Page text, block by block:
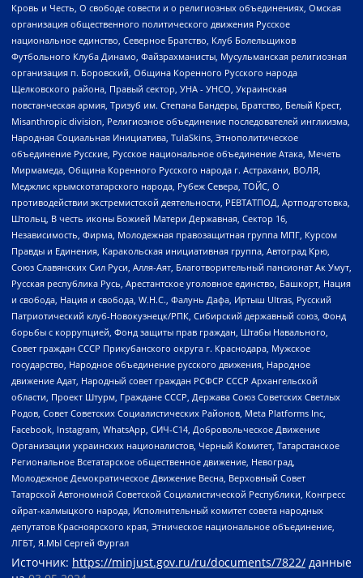
Кровь и Честь, О свободе совести и о религиозных объединениях, Омская
организация общественного политического движения Русское
национальное единство, Северное Братство, Клуб Болельщиков
Футбольного Клуба Динамо, Файзрахманисты, Мусульманская религиозная
организация п. Боровский, Община Коренного Русского народа
Щелковского района, Правый сектор, УНА - УНСО, Украинская
повстанческая армия, Тризуб им. Степана Бандеры, Братство, Белый Крест,
Misanthropic division, Религиозное объединение последователей инглиизма,
Народная Социальная Инициатива, TulaSkins, Этнополитическое
объединение Русские, Русское национальное объединение Атака, Мечеть
Мирмамеда, Община Коренного Русского народа г. Астрахани, ВОЛЯ,
Меджлис крымскотатарского народа, Рубеж Севера, ТОЙС, О
противодействии экстремистской деятельности, РЕВТАТПОД, Артподготовка,
Штольц, В честь иконы Божией Матери Державная, Сектор 16,
Независимость, Фирма, Молодежная правозащитная группа МПГ, Курсом
Правды и Единения, Каракольская инициативная группа, Автоград Крю,
Союз Славянских Сил Руси, Алля-Аят, Благотворительный пансионат Ак Умут,
Русская республика Русь, Арестантское уголовное единство, Башкорт, Нация
и свобода, Нация и свобода, W.H.С., Фалунь Дафа, Иртыш Ultras, Русский
Патриотический клуб-Новокузнецк/РПК, Сибирский державный союз, Фонд
борьбы с коррупцией, Фонд защиты прав граждан, Штабы Навального,
Совет граждан СССР Прикубанского округа г. Краснодара, Мужское
государство, Народное объединение русского движения, Народное
движение Адат, Народный совет граждан РСФСР СССР Архангельской
области, Проект Штурм, Граждане СССР, Держава Союз Советских Светлых
Родов, Совет Советских Социалистических Районов, Meta Platforms Inc,
Facebook, Instagram, WhatsApp, СИЧ-С14, Добровольческое Движение
Организации украинских националистов, Черный Комитет, Татарстанское
Региональное Всетатарское общественное движение, Невоград,
Молодежное Демократическое Движение Весна, Верховный Совет
Татарской Автономной Советской Социалистической Республики, Конгресс
ойрат-калмыцкого народа, Исполнительный комитет совета народных
депутатов Красноярского края, Этническое национальное объединение,
ЛГБТ, Я.МЫ Сергей Фургал
Источник: https://minjust.gov.ru/ru/documents/7822/ данные